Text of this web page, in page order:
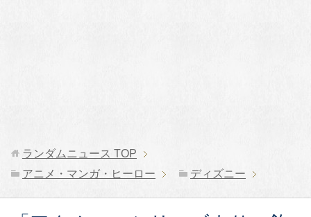
ランダムニュース TOP
アニメ・マンガ・ヒーロー
ディズニー